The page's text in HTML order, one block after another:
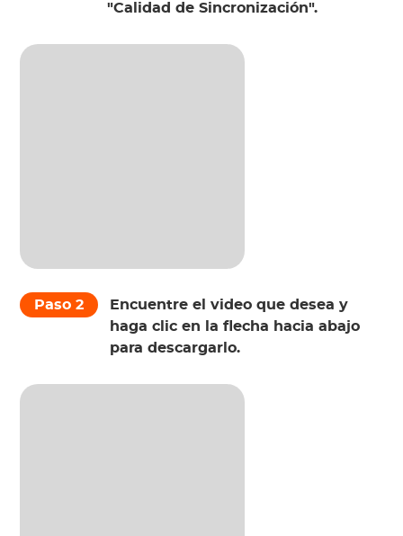
"Calidad de Sincronización".
Paso 2
Encuentre el video que desea y
haga clic en la flecha hacia abajo
para descargarlo.